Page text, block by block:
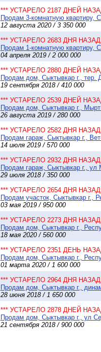
*** УСТАРЕЛО 2187 ДНЕЙ
Продам 3-комнатную квартиру,
12 августа 2020 / 3 350 000
*** УСТАРЕЛО 2683 ДНЯ НАЗАД
Продам 1-комнатную квартиру,
04 апреля 2019 / 2 000 000
*** УСТАРЕЛО 2880 ДНЕЙ
Продам дом, Сыктывкар г., тер.
19 сентября 2018 / 410 000
*** УСТАРЕЛО 2539 ДНЕЙ
Продам дом, Сыктывкар г.,
26 августа 2019 / 280 000
*** УСТАРЕЛО 2582 ДНЯ НАЗАД
Продам гараж, Сыктывкар г.,
14 июля 2019 / 570 000
*** УСТАРЕЛО 2932 ДНЯ НАЗАД
Продам гараж, Сыктывкар г., ул
29 июля 2018 / 350 000
*** УСТАРЕЛО 2654 ДНЯ НАЗАД
Продам участок, Сыктывкар г.,
03 мая 2019 / 950 000
*** УСТАРЕЛО 2273 ДНЯ НАЗАД
Продам дом, Сыктывкар г.,
18 мая 2020 / 560 000
*** УСТАРЕЛО 2351 ДЕНЬ
Продам дом, Сыктывкар г.,
01 марта 2020 / 1 600 000
*** УСТАРЕЛО 2964 ДНЯ НАЗАД
Продам дом, Сыктывкар г.,
28 июня 2018 / 1 650 000
*** УСТАРЕЛО 2878 ДНЕЙ
Продам дом, Сыктывкар г., ул
21 сентября 2018 / 900 000